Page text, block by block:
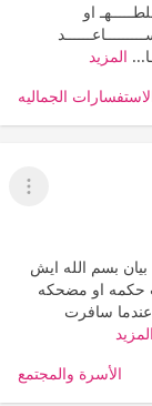
او
المزيد
الجماليه
عرض
بسم الله ايش
حكمه او مضحكه
عندما سافرت
المزيد
الأسرة والمجتمع